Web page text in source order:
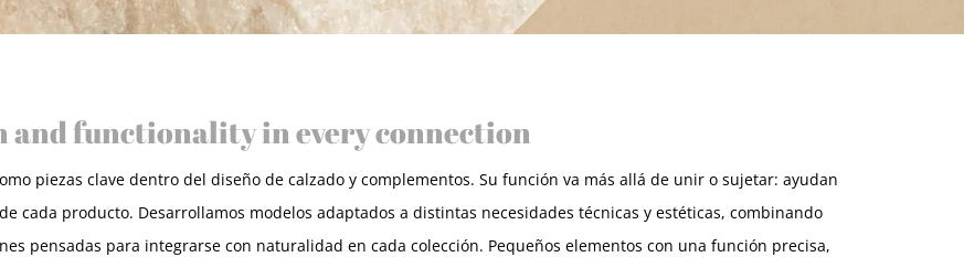
and functionality in every connection
piezas clave dentro del diseño de calzado y complementos. Su función va más allá de unir o sujetar: ayudan
cada producto. Desarrollamos modelos adaptados a distintas necesidades técnicas y estéticas, combinando
pensadas para integrarse con naturalidad en cada colección. Pequeños elementos con una función precisa,